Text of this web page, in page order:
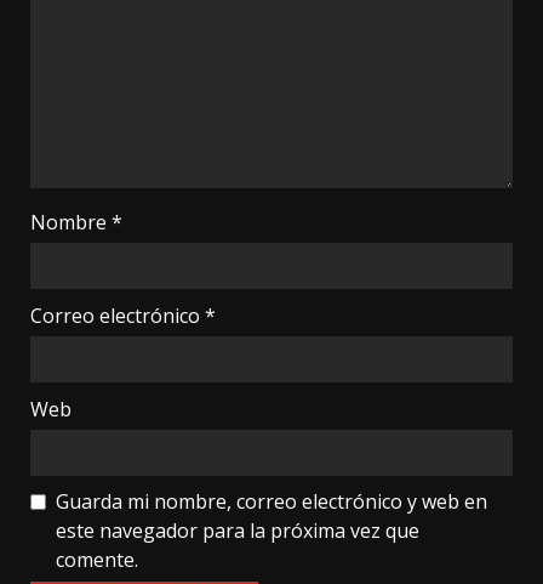
Nombre *
Correo electrónico *
Web
Guarda mi nombre, correo electrónico y web en
este navegador para la próxima vez que
comente.